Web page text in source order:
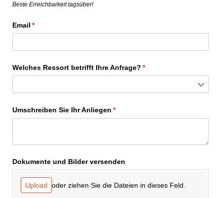
Beste Erreichbarkeit tagsüber!
Email *
(erforderlich)
Welches Ressort betrifft Ihre Anfrage? *
(erforderlich)
Umschreiben Sie Ihr Anliegen *
(erforderlich)
Dokumente und Bilder versenden
Upload oder ziehen Sie die Dateien in dieses Feld.